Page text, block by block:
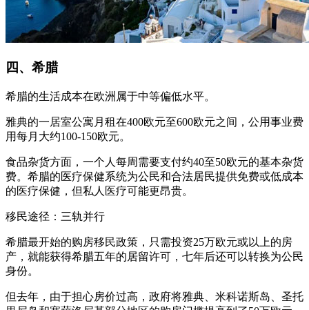
四、希腊
希腊的生活成本在欧洲属于中等偏低水平。
雅典的一居室公寓月租在400欧元至600欧元之间，公用事业费
用每月大约100-150欧元。
食品杂货方面，一个人每周需要支付约40至50欧元的基本杂货
费。希腊的医疗保健系统为公民和合法居民提供免费或低成本
的医疗保健，但私人医疗可能更昂贵。
移民途径：三轨并行
希腊最开始的购房移民政策，只需投资25万欧元或以上的房
产，就能获得希腊五年的居留许可，七年后还可以转换为公民
身份。
但去年，由于担心房价过高，政府将雅典、米科诺斯岛、圣托